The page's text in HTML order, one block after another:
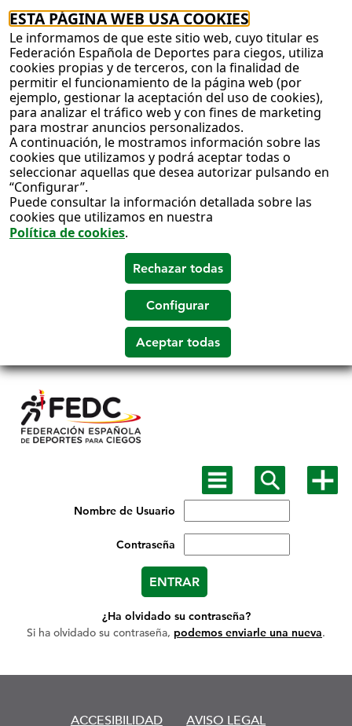
ESTA PÁGINA WEB USA COOKIES
Le informamos de que este sitio web, cuyo titular es
Federación Española de Deportes para ciegos, utiliza
cookies propias y de terceros, con la finalidad de
permitir el funcionamiento de la página web (por
ejemplo, gestionar la aceptación del uso de cookies),
para analizar el tráfico web y con fines de marketing
para mostrar anuncios personalizados.
A continuación, le mostramos información sobre las
cookies que utilizamos y podrá aceptar todas o
seleccionar aquellas que desea autorizar pulsando en
“Configurar”.
Puede consultar la información detallada sobre las
cookies que utilizamos en nuestra
Política de cookies.
Salto a
Mostrar
menú
principal
Mostrar
buscadormás
Nombre de Usuario
Contraseña
¿Ha olvidado su contraseña?
Si ha olvidado su contraseña, podemos enviarle una nueva.
ACCESIBILIDAD
AVISO LEGAL